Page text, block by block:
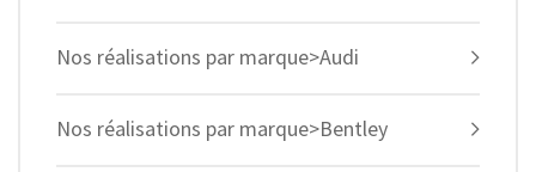
Nos réalisations par marque>Audi
Nos réalisations par marque>Bentley